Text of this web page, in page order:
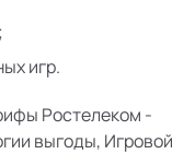
игр.
Ростелеком -
выгоды, Игровой